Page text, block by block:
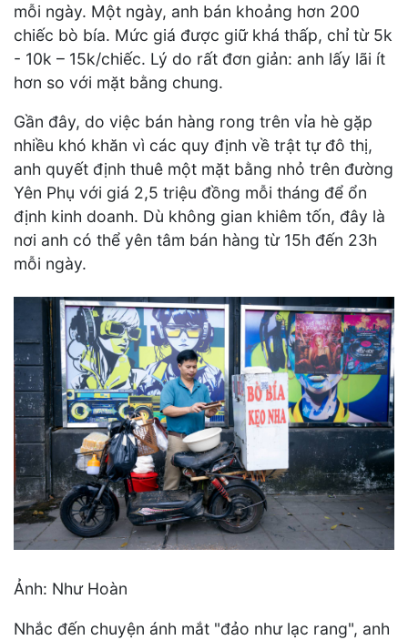
mỗi ngày. Một ngày, anh bán khoảng hơn 200
chiếc bò bía. Mức giá được giữ khá thấp, chỉ từ 5k
- 10k – 15k/chiếc. Lý do rất đơn giản: anh lấy lãi ít
hơn so với mặt bằng chung.
Gần đây, do việc bán hàng rong trên vỉa hè gặp
nhiều khó khăn vì các quy định về trật tự đô thị,
anh quyết định thuê một mặt bằng nhỏ trên đường
Yên Phụ với giá 2,5 triệu đồng mỗi tháng để ổn
định kinh doanh. Dù không gian khiêm tốn, đây là
nơi anh có thể yên tâm bán hàng từ 15h đến 23h
mỗi ngày.
Ảnh: Như Hoàn
Nhắc đến chuyện ánh mắt "đảo như lạc rang", anh